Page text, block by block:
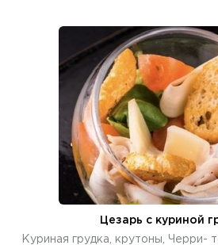
Цезарь с куриной
Куриная грудка, крутоны, Черри-